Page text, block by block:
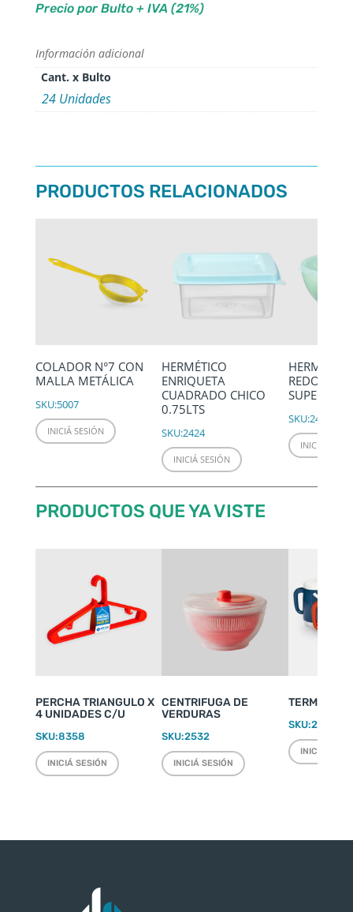
Precio por Bulto + IVA (21%)
Información adicional
Cant. x Bulto
24 Unidades
PRODUCTOS RELACIONADOS
COLADOR N°7 CON
MALLA METÁLICA
SKU:5007
INICIÁ SESIÓN
HERMÉTICO
ENRIQUETA
CUADRADO CHICO
0.75LTS
SKU:2424
INICIÁ SESIÓN
HERMÉTICO
REDONDO
SUPER
SKU:2433
INICIÁ
PRODUCTOS QUE YA VISTE
PERCHA TRIANGULO X
4 UNIDADES C/U
SKU:8358
INICIÁ SESIÓN
CENTRIFUGA DE
VERDURAS
SKU:2532
INICIÁ SESIÓN
TERMO
SKU:2220
INICIÁ